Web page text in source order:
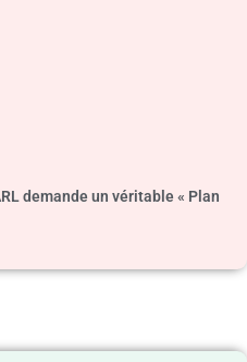
demande un véritable « Plan